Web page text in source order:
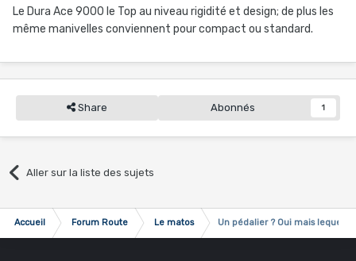
Le Dura Ace 9000 le Top au niveau rigidité et design; de plus les
même manivelles conviennent pour compact ou standard.
Share Abonnés 1
Aller sur la liste des sujets
Accueil Forum Route Le matos Un pédalier ? Oui mais lequel ?